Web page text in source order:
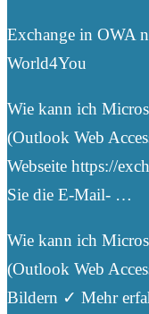
Exchange in OWA
World4You
Wie kann ich
(Outlook Web
Webseite https://
Sie die E-Mail- …
Wie kann ich
(Outlook Web
Bildern ✓ Mehr